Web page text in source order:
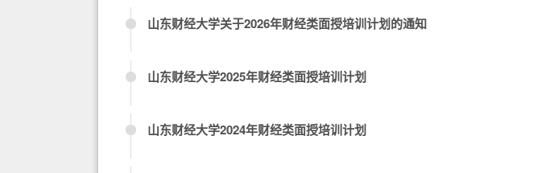
山东财经大学关于2026年财经类面授培训计划的通知
山东财经大学2025年财经类面授培训计划
山东财经大学2024年财经类面授培训计划